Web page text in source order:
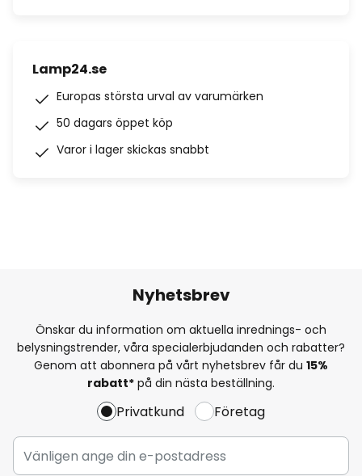
Lamp24.se
Europas största urval av varumärken
50 dagars öppet köp
Varor i lager skickas snabbt
Nyhetsbrev
Önskar du information om aktuella inrednings- och
belysningstrender, våra specialerbjudanden och rabatter?
Genom att abonnera på vårt nyhetsbrev får du 15%
rabatt* på din nästa beställning.
Privatkund Företag